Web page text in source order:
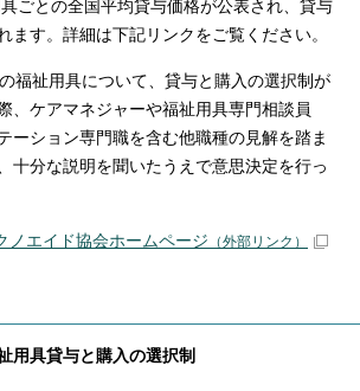
ごとの全国平均貸与価格が公表され、貸与
ます。詳細は下記リンクをご覧ください。
福祉用具について、貸与と購入の選択制が
、ケアマネジャーや福祉用具専門相談員
ーション専門職を含む他職種の見解を踏ま
十分な説明を聞いたうえで意思決定を行っ
ノエイド協会ホームページ （外部リンク）
用具貸与と購入の選択制